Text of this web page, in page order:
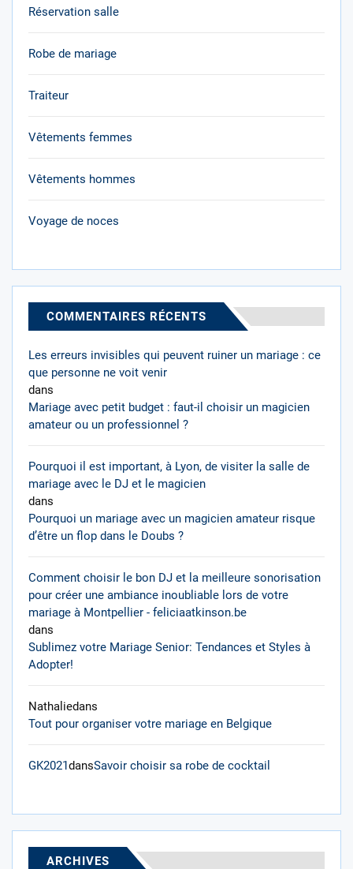
Réservation salle
Robe de mariage
Traiteur
Vêtements femmes
Vêtements hommes
Voyage de noces
COMMENTAIRES RÉCENTS
Les erreurs invisibles qui peuvent ruiner un mariage : ce
que personne ne voit venir
dans
Mariage avec petit budget : faut-il choisir un magicien
amateur ou un professionnel ?
Pourquoi il est important, à Lyon, de visiter la salle de
mariage avec le DJ et le magicien
dans
Pourquoi un mariage avec un magicien amateur risque
d’être un flop dans le Doubs ?
Comment choisir le bon DJ et la meilleure sonorisation
pour créer une ambiance inoubliable lors de votre
mariage à Montpellier - feliciaatkinson.be
dans
Sublimez votre Mariage Senior: Tendances et Styles à
Adopter!
Nathaliedans
Tout pour organiser votre mariage en Belgique
GK2021dansSavoir choisir sa robe de cocktail
ARCHIVES